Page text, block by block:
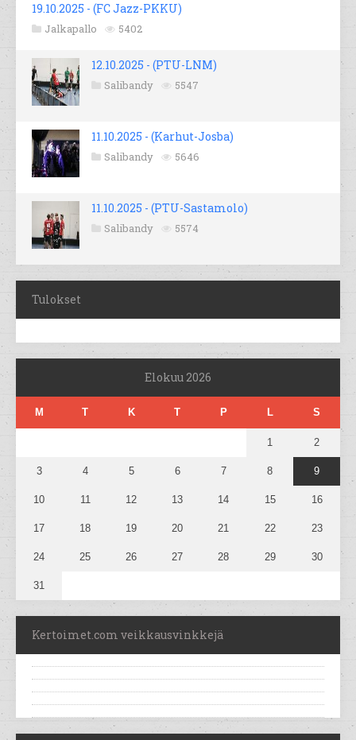
19.10.2025 - (FC Jazz-PKKU)
Jalkapallo 5402
12.10.2025 - (PTU-LNM)
Salibandy 5547
11.10.2025 - (Karhut-Josba)
Salibandy 5646
11.10.2025 - (PTU-Sastamolo)
Salibandy 5574
Tulokset
Elokuu 2026
M T K T P L S
1 2
3 4 5 6 7 8 9
10 11 12 13 14 15 16
17 18 19 20 21 22 23
24 25 26 27 28 29 30
31
Kertoimet.com veikkausvinkkejä